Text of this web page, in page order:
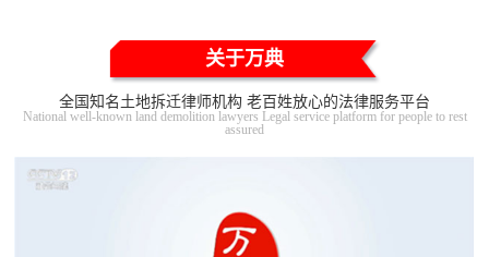
关于万典
全国知名土地拆迁律师机构 老百姓放心的法律服务平台
National well-known land demolition lawyers Legal service platform for people to rest
assured